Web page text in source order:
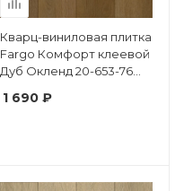
Кварц-виниловая плитка
Fargo Комфорт клеевой
Дуб Окленд 20-653-76
1 690 ₽